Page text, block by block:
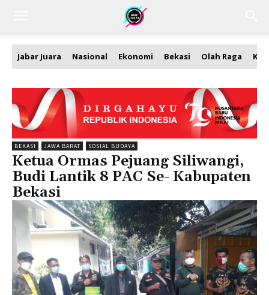
Jabar Juara Nasional Ekonomi Bekasi Olah Raga
BEKASI JAWA BARAT SOSIAL BUDAYA
Ketua Ormas Pejuang Siliwangi,
Budi Lantik 8 PAC Se- Kabupaten
Bekasi